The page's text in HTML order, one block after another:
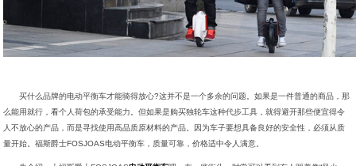
买什么品牌的电动平衡车才能骑得放心?这并不是一个多余的问题。如果是一件普通的商品，那
么能用就行，看个人荷包的承受能力。但如果是购买独轮车这种代步工具，就得避开那些便宜得令
人不放心的产品，而是寻找使用高品质原材料的产品。因为车子要想具备良好的安全性，必须从质
量开始。福斯爵士FOSJOAS电动平衡车，质量可靠，价格适中令人满意。